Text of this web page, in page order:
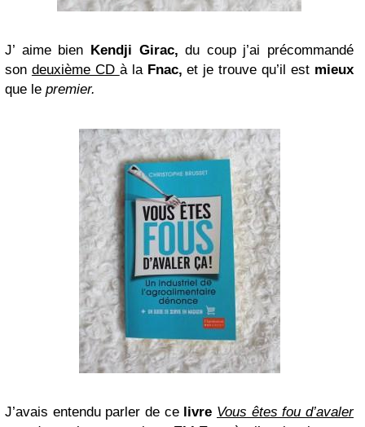
J’ aime bien Kendji Girac,du coup j’ai précommandé
son deuxième CD à la Fnac, et je trouve qu’il est mieux
que le premier.
J’avais entendu parler de ce livre Vous êtes fou d’avaler